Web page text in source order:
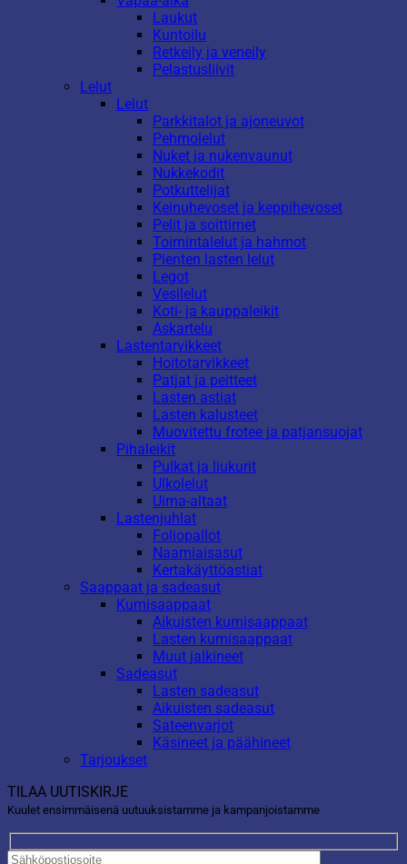
Laukut
Kuntoilu
Retkeily ja veneily
Pelastusliivit
Lelut
Lelut
Parkkitalot ja ajoneuvot
Pehmolelut
Nuket ja nukenvaunut
Nukkekodit
Potkuttelijat
Keinuhevoset ja keppihevoset
Pelit ja soittimet
Toimintalelut ja hahmot
Pienten lasten lelut
Legot
Vesilelut
Koti- ja kauppaleikit
Askartelu
Lastentarvikkeet
Hoitotarvikkeet
Patjat ja peitteet
Lasten astiat
Lasten kalusteet
Muovitettu frotee ja patjansuojat
Pihaleikit
Pulkat ja liukurit
Ulkolelut
Uima-altaat
Lastenjuhlat
Foliopallot
Naamiaisasut
Kertakäyttöastiat
Saappaat ja sadeasut
Kumisaappaat
Aikuisten kumisaappaat
Lasten kumisaappaat
Muut jalkineet
Sadeasut
Lasten sadeasut
Aikuisten sadeasut
Sateenvarjot
Käsineet ja päähineet
Tarjoukset
TILAA UUTISKIRJE
Kuulet ensimmäisenä uutuuksistamme ja kampanjoistamme